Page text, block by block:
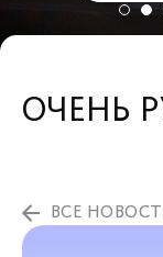
ОЧЕНЬ
ВСЕ